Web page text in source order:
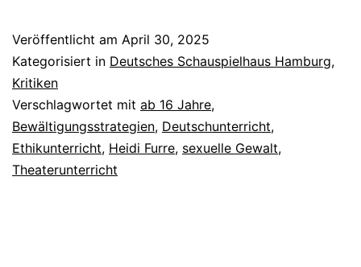
Veröffentlicht am April 30, 2025
Kategorisiert in Deutsches Schauspielhaus Hamburg,
Kritiken
Verschlagwortet mit ab 16 Jahre,
Bewältigungsstrategien, Deutschunterricht,
Ethikunterricht, Heidi Furre, sexuelle Gewalt,
Theaterunterricht